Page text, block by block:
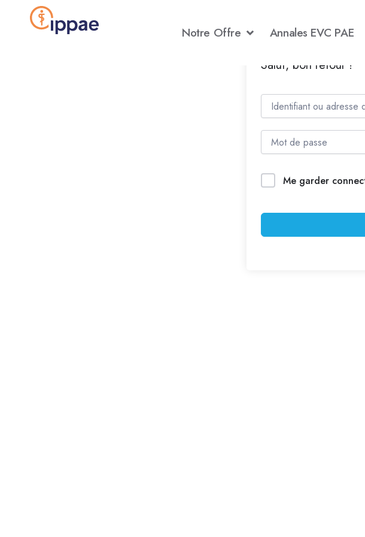
Notre Offre Annales EVC PAE
Salut, bon retour !
Me garder